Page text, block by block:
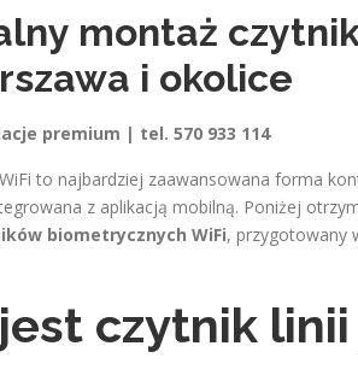
montaż
i okolice
premium | tel. 570 933 114
to najbardziej zaawansowana forma
z aplikacją mobilną. Poniżej
biometrycznych WiFi, przygotowany
jest czytnik